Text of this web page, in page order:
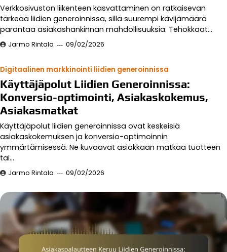
Verkkosivuston liikenteen kasvattaminen on ratkaisevan
tärkeää liidien generoinnissa, sillä suurempi kävijämäärä
parantaa asiakashankinnan mahdollisuuksia. Tehokkaat…
Jarmo Rintala 09/02/2026
Digitaalinen markkinointi liidien generoinnissa
Käyttäjäpolut Liidien Generoinnissa:
Konversio-optimointi, Asiakaskokemus,
Asiakasmatkat
Käyttäjäpolut liidien generoinnissa ovat keskeisiä
asiakaskokemuksen ja konversio-optimoinnin
ymmärtämisessä. Ne kuvaavat asiakkaan matkaa tuotteen
tai…
Jarmo Rintala 09/02/2026